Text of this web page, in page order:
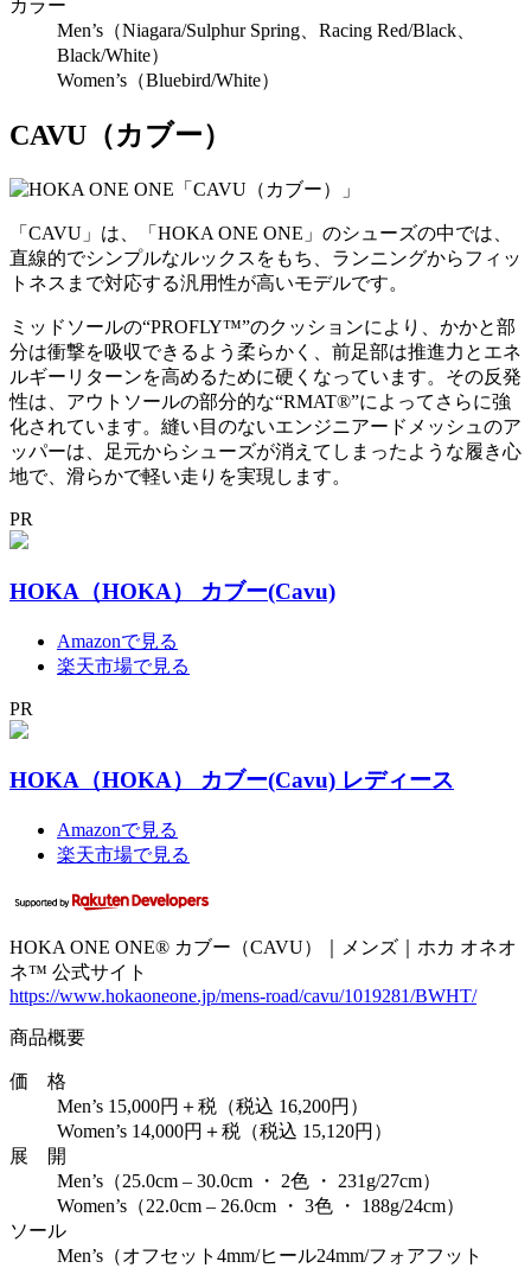
カラー
Men’s（Niagara/Sulphur Spring、Racing Red/Black、
Black/White）
Women’s（Bluebird/White）
CAVU（カブー）
「CAVU」は、「HOKA ONE ONE」のシューズの中では、
直線的でシンプルなルックスをもち、ランニングからフィッ
トネスまで対応する汎用性が高いモデルです。
ミッドソールの“PROFLY™”のクッションにより、かかと部
分は衝撃を吸収できるよう柔らかく、前足部は推進力とエネ
ルギーリターンを高めるために硬くなっています。その反発
性は、アウトソールの部分的な“RMAT®”によってさらに強
化されています。縫い目のないエンジニアードメッシュのア
ッパーは、足元からシューズが消えてしまったような履き心
地で、滑らかで軽い走りを実現します。
PR
HOKA（HOKA） カブー(Cavu)
Amazonで見る
楽天市場で見る
PR
HOKA（HOKA） カブー(Cavu) レディース
Amazonで見る
楽天市場で見る
HOKA ONE ONE® カブー（CAVU）｜メンズ｜ホカ オネオ
ネ™ 公式サイト
https://www.hokaoneone.jp/mens-road/cavu/1019281/BWHT/
商品概要
価 格
Men’s 15,000円＋税（税込 16,200円）
Women’s 14,000円＋税（税込 15,120円）
展 開
Men’s（25.0cm – 30.0cm ・ 2色 ・ 231g/27cm）
Women’s（22.0cm – 26.0cm ・ 3色 ・ 188g/24cm）
ソール
Men’s（オフセット4mm/ヒール24mm/フォアフット